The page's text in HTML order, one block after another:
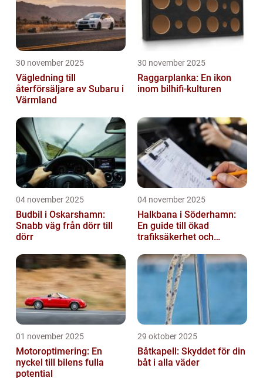
30 november 2025
Vägledning till
återförsäljare av Subaru i
Värmland
30 november 2025
Raggarplanka: En ikon
inom bilhifi-kulturen
04 november 2025
Budbil i Oskarshamn:
Snabb väg från dörr till
dörr
04 november 2025
Halkbana i Söderhamn:
En guide till ökad
trafiksäkerhet och
01 november 2025
Motoroptimering: En
nyckel till bilens fulla
potential
29 oktober 2025
Båtkapell: Skyddet för din
båt i alla väder